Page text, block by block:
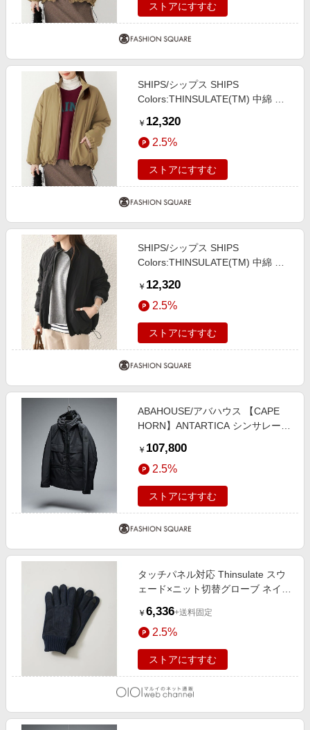
ストアにすすむ
SHIPS/シップス SHIPS
Colors:THINSULATE(TM) 中綿 リ
MEDIUM
￥ 12,320
2.5%
ストアにすすむ
SHIPS/シップス SHIPS
Colors:THINSULATE(TM) 中綿 リ
SMALL
￥ 12,320
2.5%
ストアにすすむ
ABAHOUSE/アバハウス 【CAPE
HORN】ANTARTICA シンサレート
50
￥ 107,800
2.5%
ストアにすすむ
タッチパネル対応 Thinsulate スウ
ェード×ニット切替グローブ ネイビ
￥ 6,336+送料固定
2.5%
ストアにすすむ